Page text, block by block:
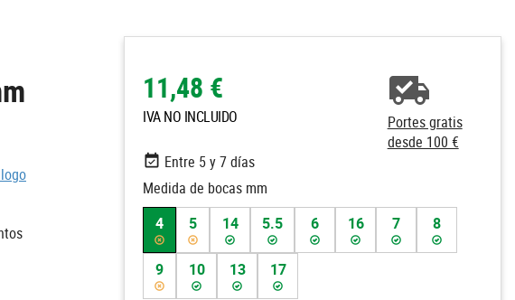
11,48 €
IVA NO INCLUIDO
Portes gratis
desde 100 €
Entre 5 y 7 días
Medida de bocas mm
4
5 14 5.5 6 16 7 8
9 10 13 17